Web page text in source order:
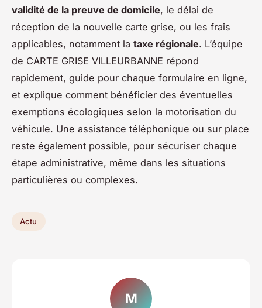
validité de la preuve de domicile, le délai de
réception de la nouvelle carte grise, ou les frais
applicables, notamment la taxe régionale. L’équipe
de CARTE GRISE VILLEURBANNE répond
rapidement, guide pour chaque formulaire en ligne,
et explique comment bénéficier des éventuelles
exemptions écologiques selon la motorisation du
véhicule. Une assistance téléphonique ou sur place
reste également possible, pour sécuriser chaque
étape administrative, même dans les situations
particulières ou complexes.
Actu
M